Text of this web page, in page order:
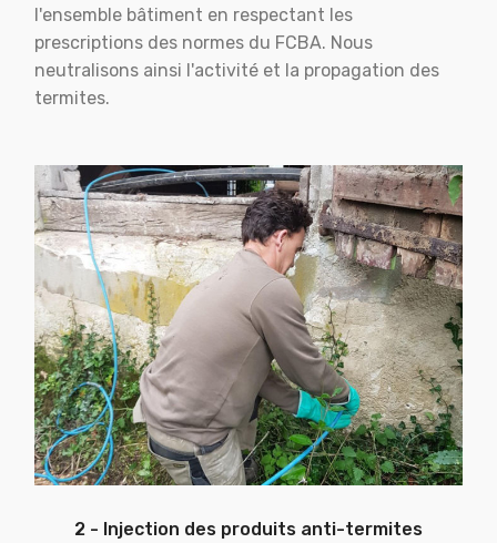
l'ensemble bâtiment en respectant les
prescriptions des normes du FCBA. Nous
neutralisons ainsi l'activité et la propagation des
termites.
2 - Injection des produits anti-termites